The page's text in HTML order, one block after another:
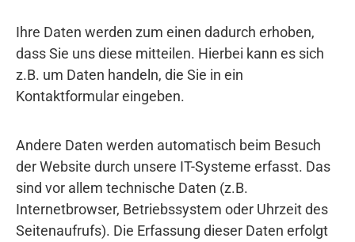
Ihre Daten werden zum einen dadurch erhoben,
dass Sie uns diese mitteilen. Hierbei kann es sich
z.B. um Daten handeln, die Sie in ein
Kontaktformular eingeben.
Andere Daten werden automatisch beim Besuch
der Website durch unsere IT-Systeme erfasst. Das
sind vor allem technische Daten (z.B.
Internetbrowser, Betriebssystem oder Uhrzeit des
Seitenaufrufs). Die Erfassung dieser Daten erfolgt